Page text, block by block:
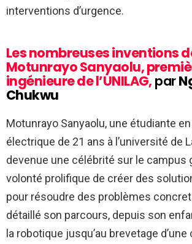
interventions d’urgence.
Les nombreuses inventions
Motunrayo Sanyaolu,
ingénieure de l’UNILAG, par
Chukwu
Motunrayo Sanyaolu, une étudiante
électrique de 21 ans à l’université de
devenue une célébrité sur le campus
volonté prolifique de créer des
pour résoudre des problèmes
détaillé son parcours, depuis son
la robotique jusqu’au brevetage